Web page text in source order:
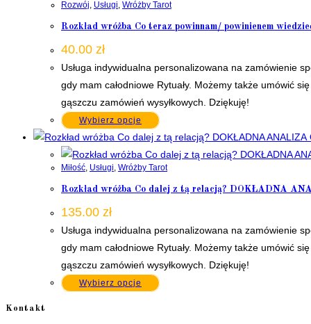
Rozwój, Usługi, Wróżby Tarot
Rozkład wróżba Co teraz powinnam/ powinienem
40.00 zł
Usługa indywidualna personalizowana na zamówienie
gdy mam całodniowe Rytuały. Możemy także umówić
gąszczu zamówień wysyłkowych. Dziękuję!
Wybierz opcje
Miłość, Usługi, Wróżby Tarot
Rozkład wróżba Co dalej z tą relacją? DOKŁADNA
135.00 zł
Usługa indywidualna personalizowana na zamówienie
gdy mam całodniowe Rytuały. Możemy także umówić
gąszczu zamówień wysyłkowych. Dziękuję!
Wybierz opcje
Kontakt